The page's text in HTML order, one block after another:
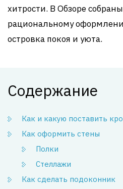
хитрости. В Обзоре
рациональному
островка покоя и уюта.
Содержание
Как и какую поставить
Как оформить стены
Полки
Стеллажи
Как сделать подоконник